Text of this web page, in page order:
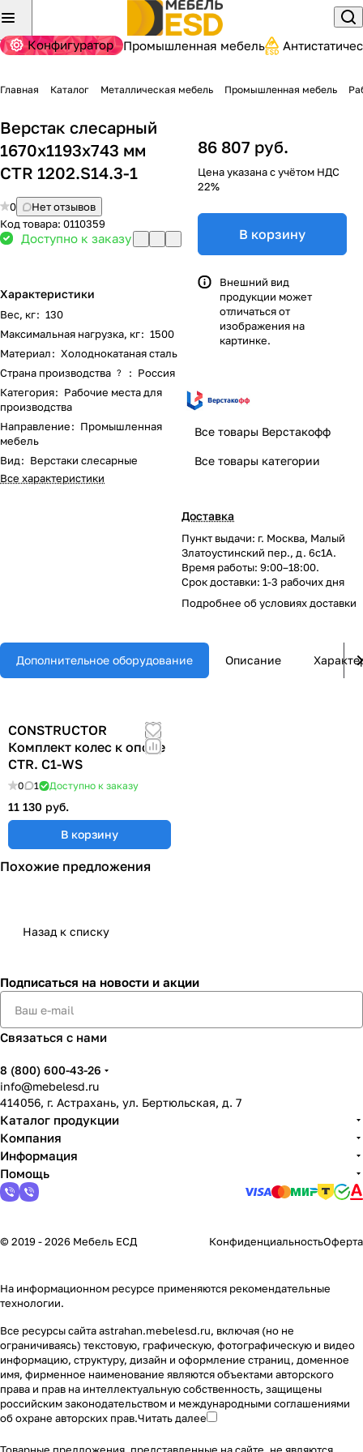
Конфигуратор Промышленная мебель
Главная Каталог Металлическая мебель Промышленная мебель
Верстак слесарный
1670x1193x743 мм
CTR 1202.S14.3-1
0
Нет отзывов
Код товара: 0110359
Доступно к заказу
Характеристики
Вес, кг: 130
Максимальная нагрузка, кг: 1500
Материал: Холоднокатаная сталь
Страна производства ? : Россия
Категория: Рабочие места для
производства
Направление: Промышленная
мебель
Вид: Верстаки слесарные
Все характеристики
86 807 руб.
Цена указана с учётом НДС
22%
В корзину
Внешний вид
продукции может
отличаться от
изображения на
картинке.
Все товары Верстакофф
Все товары категории
Доставка
Пункт выдачи: г. Москва, Малый
Златоустинский пер., д. 6с1А.
Время работы: 9:00–18:00.
Срок доставки: 1-3 рабочих дня
Подробнее обусловиях доставки
Дополнительное оборудование Описание
CONSTRUCTOR
Комплект колес к опоре
CTR. C1-WS
0 1 Доступно к заказу
11 130 руб.
В корзину
Похожие предложения
Назад к списку
Подписаться на новости и акции
Связаться с нами
8 (800) 600-43-26
info@mebelesd.ru
414056, г. Астрахань, ул. Бертюльская, д. 7
Каталог продукции
Компания
Информация
Помощь
© 2019 - 2026 Мебель ЕСД КонфиденциальностьОферта
На информационном ресурсе применяются рекомендательные
технологии.
Все ресурсы сайта astrahan.mebelesd.ru, включая (но не
ограничиваясь) текстовую, графическую, фотографическую и видео
информацию, структуру, дизайн и оформление страниц, доменное
имя, фирменное наименование являются объектами авторского
права и прав на интеллектуальную собственность, защищены
российским законодательством и международными соглашениями
об охране авторских прав.Читать далее